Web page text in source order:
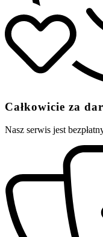
Całkowicie za
Nasz serwis jest